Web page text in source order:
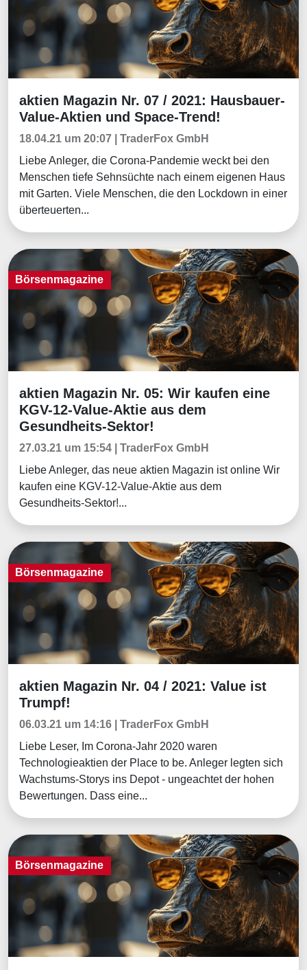
Börsenmagazine
aktien Magazin Nr. 07 / 2021: Hausbauer-
Value-Aktien und Space-Trend!
18.04.21 um 20:07 | TraderFox GmbH
Liebe Anleger, die Corona-Pandemie weckt bei den
Menschen tiefe Sehnsüchte nach einem eigenen Haus
mit Garten. Viele Menschen, die den Lockdown in einer
überteuerten...
Börsenmagazine
Börsenmagazine
aktien Magazin Nr. 05: Wir kaufen eine
KGV-12-Value-Aktie aus dem
Gesundheits-Sektor!
27.03.21 um 15:54 | TraderFox GmbH
Liebe Anleger, das neue aktien Magazin ist online Wir
kaufen eine KGV-12-Value-Aktie aus dem
Gesundheits-Sektor!...
Börsenmagazine
Börsenmagazine
aktien Magazin Nr. 04 / 2021: Value ist
Trumpf!
06.03.21 um 14:16 | TraderFox GmbH
Liebe Leser, Im Corona-Jahr 2020 waren
Technologieaktien der Place to be. Anleger legten sich
Wachstums-Storys ins Depot - ungeachtet der hohen
Bewertungen. Dass eine...
Börsenmagazine